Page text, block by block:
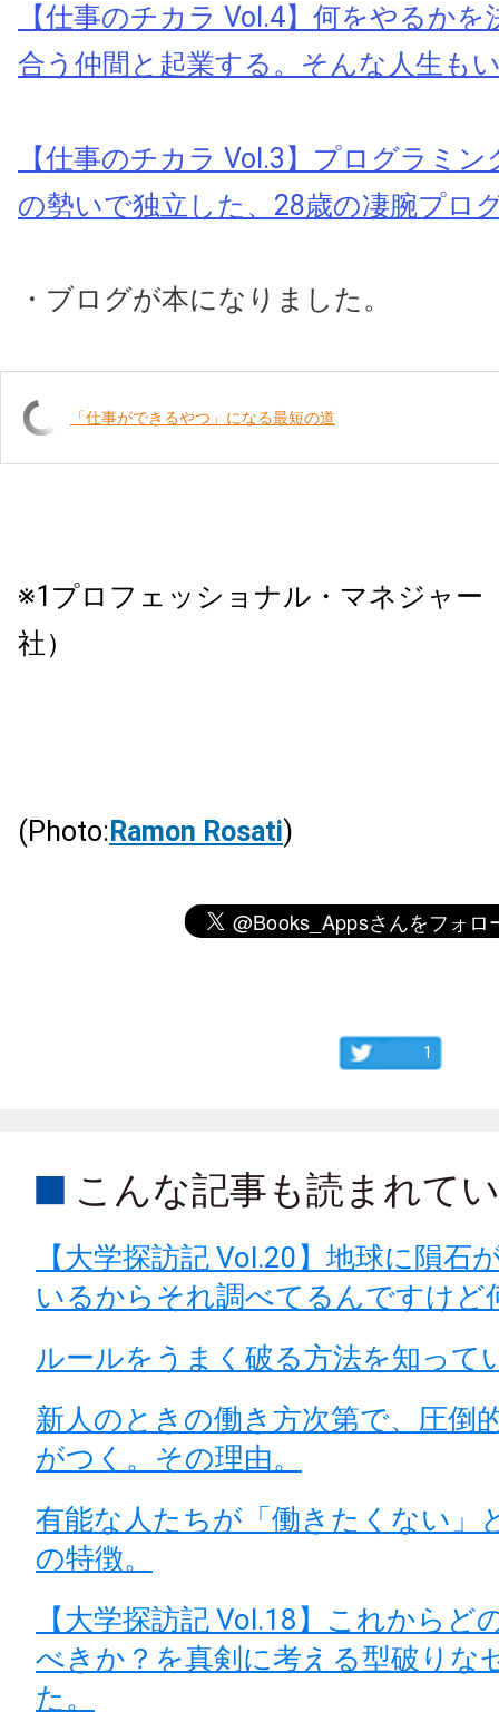
【仕事のチカラ Vol.4】何をやるか
合う仲間と起業する。そんな人生も
【仕事のチカラ Vol.3】プログラミ
の勢いで独立した、28歳の凄腕プロ
・ブログが本になりました。
「仕事ができるやつ」になる最短の道
※1プロフェッショナル・マネジャー
社）
(Photo: Ramon Rosati)
1
こんな記事も読まれて
【大学探訪記 Vol.20】地球に隕石
いるからそれ調べてるんですけど
ルールをうまく破る方法を知って
新人のときの働き方次第で、圧倒
がつく。その理由。
有能な人たちが「働きたくない」
の特徴。
【大学探訪記 Vol.18】これからど
べきか？を真剣に考える型破りな
た。